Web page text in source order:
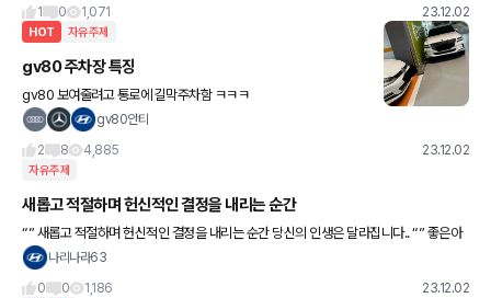
1
0 1,071 23.12.02
HOT 자유주제
gv80 주차장 특징
gv80 보여줄려고 통로에 길막주차함 ㅋㅋㅋ
gv80안티
2
8 4,885 23.12.02
자유주제
새롭고 적절하며 헌신적인 결정을 내리는 순간
“” 새롭고 적절하며 헌신적인 결정을 내리는 순간 당신의 인생은 달라집니다.. “” 좋은아
침요 ~~나리나라63
0
0 1,186 23.12.02